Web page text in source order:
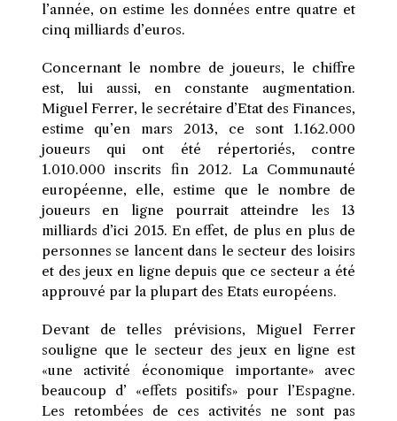
l’année, on estime les données entre quatre et
cinq milliards d’euros.
Concernant le nombre de joueurs, le chiffre
est, lui aussi, en constante augmentation.
Miguel Ferrer, le secrétaire d’Etat des Finances,
estime qu’en mars 2013, ce sont 1.162.000
joueurs qui ont été répertoriés, contre
1.010.000 inscrits fin 2012. La Communauté
européenne, elle, estime que le nombre de
joueurs en ligne pourrait atteindre les 13
milliards d’ici 2015. En effet, de plus en plus de
personnes se lancent dans le secteur des loisirs
et des jeux en ligne depuis que ce secteur a été
approuvé par la plupart des Etats européens.
Devant de telles prévisions, Miguel Ferrer
souligne que le secteur des jeux en ligne est
«une activité économique importante» avec
beaucoup d’ «effets positifs» pour l’Espagne.
Les retombées de ces activités ne sont pas